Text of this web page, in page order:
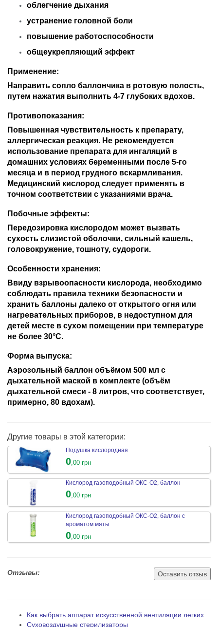
облегчение дыхания
устранение головной боли
повышение работоспособности
общеукрепляющий эффект
Применение:
Направить сопло баллончика в ротовую полость,
путем нажатия выполнить 4-7 глубоких вдохов.
Противопоказания:
Повышенная чувствительность к препарату,
аллергическая реакция. Не рекомендуется
использование препарата для ингаляций в
домашних условиях беременными после 5-го
месяца и в период грудного вскармливания.
Медицинский кислород следует применять в
точном соответствии с указаниями врача.
Побочные эффекты:
Передозировка кислородом может вызвать
сухость слизистой оболочки, сильный кашель,
головокружение, тошноту, судороги.
Особенности хранения:
Ввиду взрывоопасности кислорода, необходимо
соблюдать правила техники безопасности и
хранить баллоны далеко от открытого огня или
нагревательных приборов, в недоступном для
детей месте в сухом помещении при температуре
не более 30°С.
Форма выпуска:
Аэрозольный баллон объёмом 500 мл с
дыхательной маской в комплекте (объём
дыхательной смеси - 8 литров, что соответствует,
примерно, 80 вдохам).
Другие товары в этой категории:
Подушка кислородная
0 ,00 грн
Кислород газоподобный ОКС-О2, баллон
0,00 грн
Кислород газоподобный ОКС-О2, баллон с
ароматом мяты
0 ,00 грн
Отзывы: Оставить отзыв
Как выбрать аппарат искусственной вентиляции легких
Суховоздушные стерилизаторы